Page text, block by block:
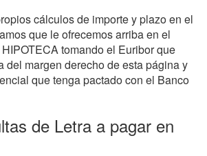
cálculos de importe y plazo en el
que le ofrecemos arriba en el
tomando el Euribor que
del margen derecho de esta página y
que tenga pactado con el Banco
de Letra a pagar en